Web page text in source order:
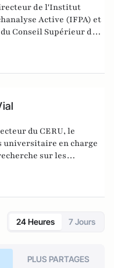
de l'Institut
Active (IFPA) et
Conseil Supérieur de
de la cellule de soutien
du CERU, le
universitaire en charge
sur les
semaine la
24 Heures 7 Jours
PLUS PARTAGES